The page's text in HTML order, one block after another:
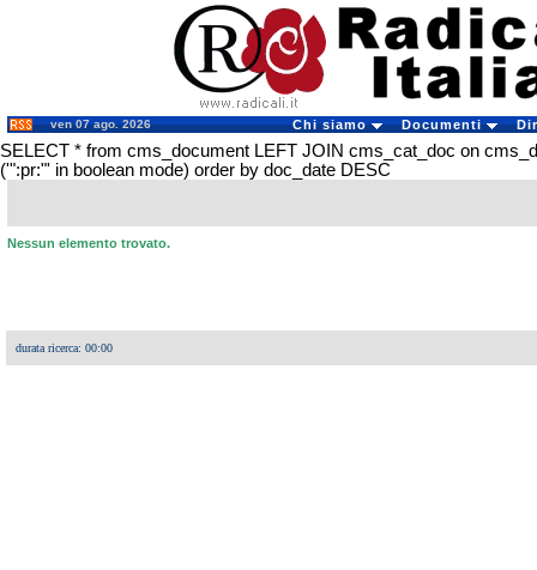
ven 07 ago. 2026 Chi siamo Documenti
SELECT * from cms_document LEFT JOIN cms_cat_doc on
('":pr:"' in boolean mode) order by doc_date DESC
Nessun elemento trovato.
durata ricerca: 00:00